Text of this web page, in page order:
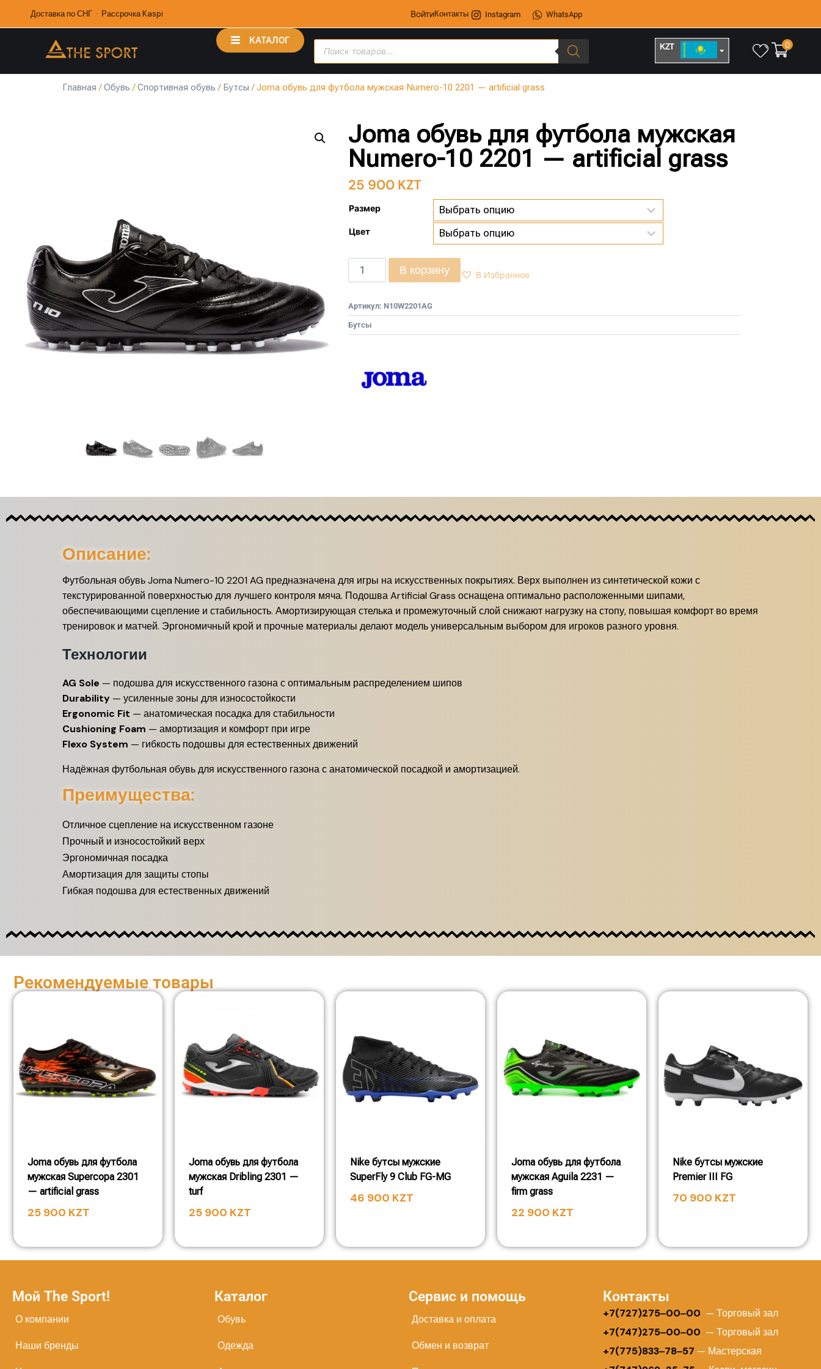
Доставка по СНГ · Рассрочка Kaspi ВойтиКонтакты Instagram WhatsApp
КАТАЛОГ
KZT 0
Главная /Обувь /Спортивная обувь / Бутсы / Joma обувь для футбола мужская Numero-10 2201 — artificial grass
Joma обувь для футбола мужская
Numero-10 2201 — artificial grass
25 900 KZT
Размер
Цвет
В корзину В Избранное
Артикул: N10W2201AG
Бутсы
Описание:
Футбольная обувь Joma Numero-10 2201 AG предназначена для игры на искусственных покрытиях. Верх выполнен из синтетической кожи с
текстурированной поверхностью для лучшего контроля мяча. Подошва Artificial Grass оснащена оптимально расположенными шипами,
обеспечивающими сцепление и стабильность. Амортизирующая стелька и промежуточный слой снижают нагрузку на стопу, повышая комфорт во время
тренировок и матчей. Эргономичный крой и прочные материалы делают модель универсальным выбором для игроков разного уровня.
Технологии
AG Sole — подошва для искусственного газона с оптимальным распределением шипов
Durability — усиленные зоны для износостойкости
Ergonomic Fit — анатомическая посадка для стабильности
Cushioning Foam — амортизация и комфорт при игре
Flexo System — гибкость подошвы для естественных движений
Надёжная футбольная обувь для искусственного газона с анатомической посадкой и амортизацией.
Преимущества:
Отличное сцепление на искусственном газоне
Прочный и износостойкий верх
Эргономичная посадка
Амортизация для защиты стопы
Гибкая подошва для естественных движений
Рекомендуемые товары
Joma обувь для футбола
мужская Supercopa 2301
— artificial grass
25 900 KZT
Joma обувь для футбола
мужская Dribling 2301 —
turf
25 900 KZT
Nike бутсы мужские
SuperFly 9 Club FG-MG
46 900 KZT
Joma обувь для футбола
мужская Aguila 2231 —
firm grass
22 900 KZT
Nike бутсы мужские
Premier III FG
70 900 KZT
Мой The Sport!
О компании
Наши бренды
Каталог
Обувь
Одежда
Сервис и помощь
Доставка и оплата
Обмен и возврат
Контакты
+7(727)275‒00‒00 — Торговый зал
+7(747)275‒00‒00 — Торговый зал
+7(775)833‒78‒57 — Мастерская